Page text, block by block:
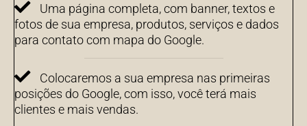
Uma página completa, com banner, textos e
fotos de sua empresa, produtos, serviços e dados
para contato com mapa do Google.
Colocaremos a sua empresa nas primeiras
posições do Google, com isso, você terá mais
clientes e mais vendas.